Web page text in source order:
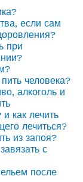
если сам
при
человека?
алкоголь и
как лечить
лечиться?
из запоя?
с
после